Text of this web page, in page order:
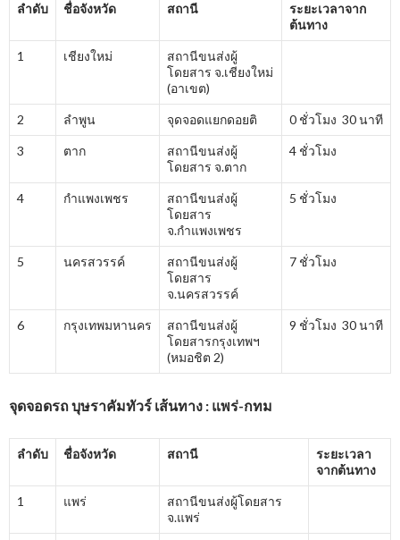
ลำดับ ชื่อจังหวัด สถานี
ระยะเวลาจาก
ต้นทาง
1 เชียงใหม่
สถานีขนส่งผู้
โดยสาร จ.เชียงใหม่
(อาเขต)
2 ลำพูน จุดจอดแยกดอยติ 0 ชั่วโมง 30 นาที
3 ตาก
สถานีขนส่งผู้
โดยสาร จ.ตาก
4 ชั่วโมง
4 กำแพงเพชร
สถานีขนส่งผู้
โดยสาร
จ.กำแพงเพชร
5 ชั่วโมง
5 นครสวรรค์
สถานีขนส่งผู้
โดยสาร
จ.นครสวรรค์
7 ชั่วโมง
6 กรุงเทพมหานคร
สถานีขนส่งผู้
โดยสารกรุงเทพฯ
(หมอชิต 2)
9 ชั่วโมง 30 นาที
จุดจอดรถ บุษราคัมทัวร์ เส้นทาง : แพร่-กทม
ลำดับ ชื่อจังหวัด สถานี
ระยะเวลา
จากต้นทาง
1 แพร่
สถานีขนส่งผู้โดยสาร
จ.แพร่